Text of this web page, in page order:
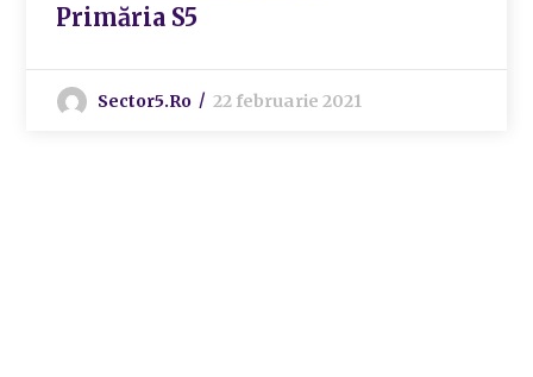
Primăria S5
Sector5.ro 22 februarie 2021